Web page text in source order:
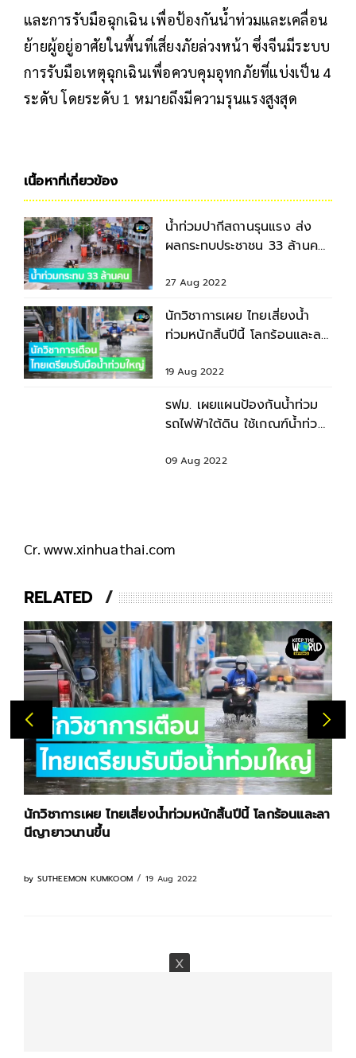
และการรับมือฉุกเฉิน เพื่อป้องกันน้ำท่วมและเคลื่อน
ย้ายผู้อยู่อาศัยในพื้นที่เสี่ยงภัยล่วงหน้า ซึ่งจีนมีระบบ
การรับมือเหตุฉุกเฉินเพื่อควบคุมอุทกภัยที่แบ่งเป็น 4
ระดับ โดยระดับ 1 หมายถึงมีความรุนแรงสูงสุด
เนื้อหาที่เกี่ยวข้อง
น้ำท่วมปากีสถานรุนแรง ส่ง
ผลกระทบประชาชน 33 ล้านคน
27 Aug 2022
นักวิชาการเผย ไทยเสี่ยงน้ำ
ท่วมหนักสิ้นปีนี้ โลกร้อนและลา
19 Aug 2022
รฟม. เผยแผนป้องกันน้ำท่วม
รถไฟฟ้าใต้ดิน ใช้เกณฑ์น้ำท่วม
09 Aug 2022
Cr. www.xinhuathai.com
RELATED
นักวิชาการเผย ไทยเสี่ยงน้ำท่วมหนักสิ้นปีนี้ โลกร้อนและลา
นีญายาวนานขึ้น
by SUTHEEMON KUMKOOM 19 Aug 2022